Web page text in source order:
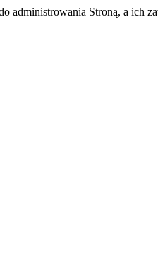
administrowania Stroną, a